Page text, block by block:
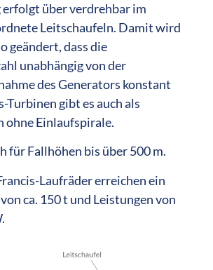
erfolgt über verdrehbar im
Leitschaufeln. Damit wird
geändert, dass die
unabhängig von der
des Generators konstant
Turbinen gibt es auch als
ohne Einlaufspirale.
für Fallhöhen bis über 500 m.
Laufräder erreichen ein
ca. 150 t und Leistungen von